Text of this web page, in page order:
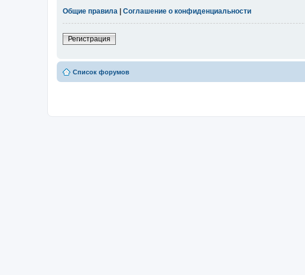
Общие правила
Соглашение о конфиденциальности
Регистрация
Список форумов